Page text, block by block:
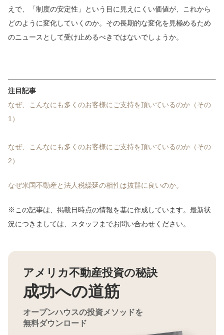
えで、「制度の安定性」という目に見えにくい価値が、これから
どのように変化していくのか。その長期的な変化を見極めるため
のニュースとして受け止めるべきではないでしょうか。
注目記事
なぜ、こんなにも多くのお客様にご支持を頂いているのか（その
1）
なぜ、こんなにも多くのお客様にご支持を頂いているのか（その
2）
なぜ米国不動産と法人税繰延の相性は抜群に良いのか。
※この記事は、掲載日時点の情報を基に作成しています。最新状
況につきましては、スタッフまでお問い合わせください。
アメリカ不動産投資の秘訣
成功への道筋
オープンハウスの投資メソッドを
無料ダウンロード